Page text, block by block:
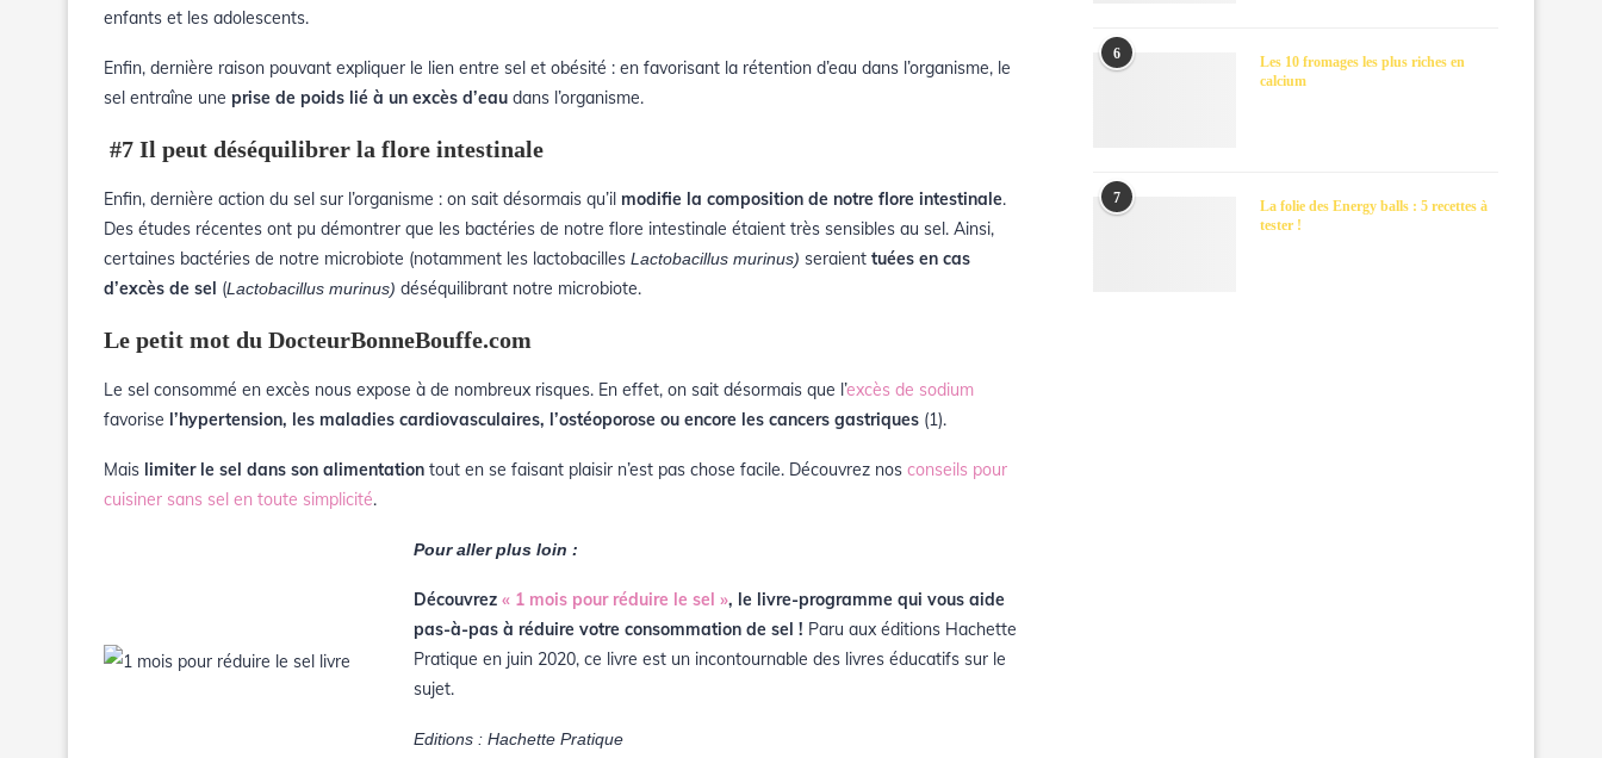
enfants et les adolescents.
Enfin, dernière raison pouvant expliquer le lien entre sel et obésité : en favorisant la rétention d’eau dans l’organisme, le
sel entraîne une prise de poids lié à un excès d’eau dans l’organisme.
#7 Il peut déséquilibrer la flore intestinale
Enfin, dernière action du sel sur l’organisme : on sait désormais qu’il modifie la composition de notre flore intestinale.
Des études récentes ont pu démontrer que les bactéries de notre flore intestinale étaient très sensibles au sel. Ainsi,
certaines bactéries de notre microbiote (notamment les lactobacilles Lactobacillus murinus) seraient tuées en cas
d’excès de sel (Lactobacillus murinus) déséquilibrant notre microbiote.
Le petit mot du DocteurBonneBouffe.com
Le sel consommé en excès nous expose à de nombreux risques. En effet, on sait désormais que l’excès de sodium
favorise l’hypertension, les maladies cardiovasculaires, l’ostéoporose ou encore les cancers gastriques (1).
Mais limiter le sel dans son alimentation tout en se faisant plaisir n’est pas chose facile. Découvrez nos conseils pour
cuisiner sans sel en toute simplicité.
Pour aller plus loin :
Découvrez « 1 mois pour réduire le sel », le livre-programme qui vous aide
pas-à-pas à réduire votre consommation de sel ! Paru aux éditions Hachette
Pratique en juin 2020, ce livre est un incontournable des livres éducatifs sur le
sujet.
Editions : Hachette Pratique
6
Les 10 fromages les plus riches en
calcium
7
La folie des Energy balls : 5 recettes à
tester !